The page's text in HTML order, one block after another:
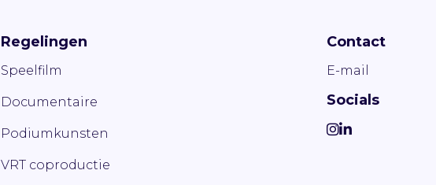
Regelingen
Speelfilm
Documentaire
Podiumkunsten
VRT coproductie
Contact
E-mail
Socials